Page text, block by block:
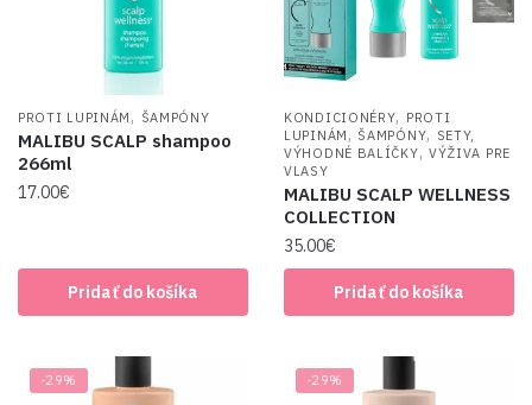
PROTI LUPINÁM , ŠAMPÓNY
MALIBU SCALP shampoo
266ml
17.00€
Pridať do košíka
KONDICIONÉRY, PROTI
LUPINÁM , ŠAMPÓNY, SETY,
VÝHODNÉ BALÍČKY, VÝŽIVA PRE
VLASY
MALIBU SCALP WELLNESS
COLLECTION
35.00€
Pridať do košíka
-29% -29%